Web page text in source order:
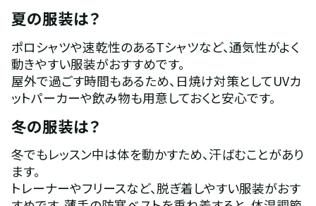
夏の服装は？
ポロシャツや速乾性のあるTシャツなど、通気性がよく
動きやすい服装がおすすめです。
屋外で過ごす時間もあるため、日焼け対策としてUVカ
ットパーカーや飲み物も用意しておくと安心です。
冬の服装は？
冬でもレッスン中は体を動かすため、汗ばむことがあり
ます。
トレーナーやフリースなど、脱ぎ着しやすい服装がおす